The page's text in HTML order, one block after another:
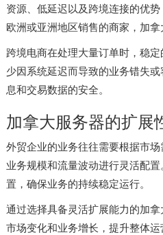
资源、低延迟以及跨境连接的优
欧洲或亚洲地区销售的商家，加
跨境电商在处理大量订单时，稳
少因系统延迟而导致的业务错失
息和交易数据的安全。
加拿大服务器的扩展
外贸企业的业务往往需要根据市
业务规模和流量波动进行灵活配
置，确保业务的持续稳定运行。
通过选择具备灵活扩展能力的加
市场变化和业务增长，提升整体运